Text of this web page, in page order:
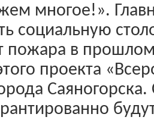
многое!».
социальную
пожара в
проекта